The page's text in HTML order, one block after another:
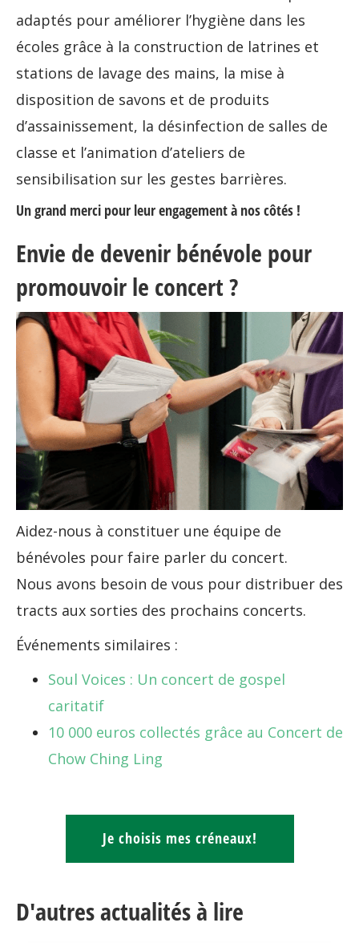
adaptés pour améliorer l’hygiène dans les
écoles grâce à la construction de latrines et
stations de lavage des mains, la mise à
disposition de savons et de produits
d’assainissement, la désinfection de salles de
classe et l’animation d’ateliers de
sensibilisation sur les gestes barrières.
Un grand merci pour leur engagement à nos côtés !
Envie de devenir bénévole pour
promouvoir le concert ?
Aidez-nous à constituer une équipe de
bénévoles pour faire parler du concert.
Nous avons besoin de vous pour distribuer des
tracts aux sorties des prochains concerts.
Événements similaires :
Soul Voices : Un concert de gospel
caritatif
10 000 euros collectés grâce au Concert de
Chow Ching Ling
Je choisis mes créneaux!
D'autres actualités à lire